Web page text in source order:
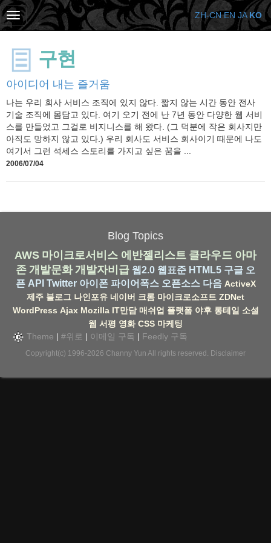
구현
아이디어 내는 즐거움
나는 우리 회사 서비스 조직에 있지 않다. 짧지 않는 시간 동안 전사
기술 조직에 몸담고 있다. 여기 오기 전에 난 7년 동안 다양한 웹 서비
스를 만들었고 그걸로 비지니스를 해 왔다. (그 덕분에 작은 회사지만
아직도 망하지 않고 있다.) 우리 회사도 서비스 회사이기 때문에 나도
여기서 그런 석세스 스토리를 가지고 싶은 꿈을 ...
2006/07/04
Blog Topics
AWS 마이크로서비스 에반젤리스트 클라우드 아마
존 개발문화 개발자비급 웹2.0 웹표준 HTML5 구글 오
픈 API Twitter 아이폰 파이어폭스 오픈소스 다음 ActiveX
제주 블로그 나인포유 네이버 크롬 마이크로소프트 ZDNet
WordPress Ajax Mozilla IT만담 매쉬업 플랫폼 야후 롱테일 소셜
웹 서평 영화 CSS 마케팅
Theme | #위로 | 이메일 구독 | Feedly 구독
Copyright(c) 1996-2026 Channy Yun All rights reserved. Disclaimer
ZH-CN EN JA KO